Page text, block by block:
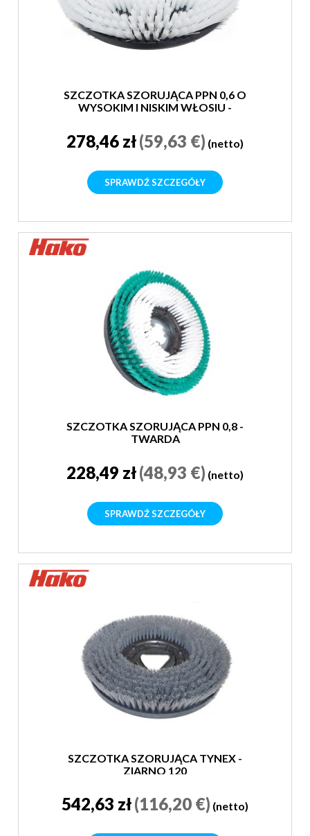
SZCZOTKA SZORUJĄCA PPN 0,6 O
WYSOKIM I NISKIM WŁOSIU -
278,46 zł(59,63 €) (netto)
SPRAWDŹ SZCZEGÓŁY
SZCZOTKA SZORUJĄCA PPN 0,8 -
TWARDA
228,49 zł(48,93 €) (netto)
SPRAWDŹ SZCZEGÓŁY
SZCZOTKA SZORUJĄCA TYNEX -
ZIARNO 120
542,63 zł(116,20 €) (netto)